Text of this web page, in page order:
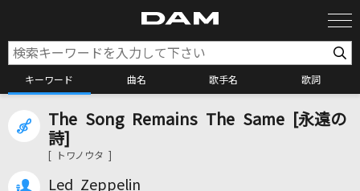
キーワード 曲名 歌手名 歌詞
カラオケ検索
カラオケ店舗検索
The Song Remains The Same [永遠の
詩]
[ トワノウタ ]
Led Zeppelin